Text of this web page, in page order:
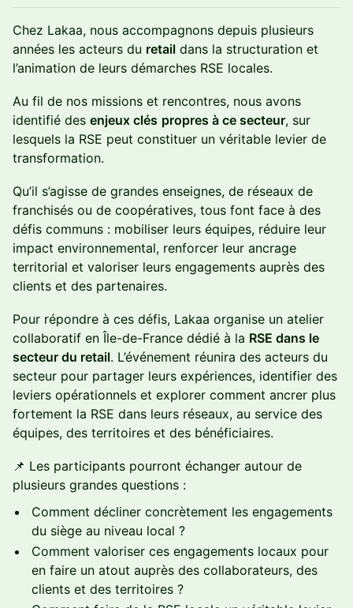
Chez Lakaa, nous accompagnons depuis plusieurs
années les acteurs du retail dans la structuration et
l’animation de leurs démarches RSE locales.
Au fil de nos missions et rencontres, nous avons
identifié des enjeux clés propres à ce secteur, sur
lesquels la RSE peut constituer un véritable levier de
transformation.
Qu’il s’agisse de grandes enseignes, de réseaux de
franchisés ou de coopératives, tous font face à des
défis communs : mobiliser leurs équipes, réduire leur
impact environnemental, renforcer leur ancrage
territorial et valoriser leurs engagements auprès des
clients et des partenaires.
Pour répondre à ces défis, Lakaa organise un atelier
collaboratif en Île-de-France dédié à la RSE dans le
secteur du retail. L’événement réunira des acteurs du
secteur pour partager leurs expériences, identifier des
leviers opérationnels et explorer comment ancrer plus
fortement la RSE dans leurs réseaux, au service des
équipes, des territoires et des bénéficiaires.
📌 Les participants pourront échanger autour de
plusieurs grandes questions :
Comment décliner concrètement les engagements
du siège au niveau local ?
Comment valoriser ces engagements locaux pour
en faire un atout auprès des collaborateurs, des
clients et des territoires ?